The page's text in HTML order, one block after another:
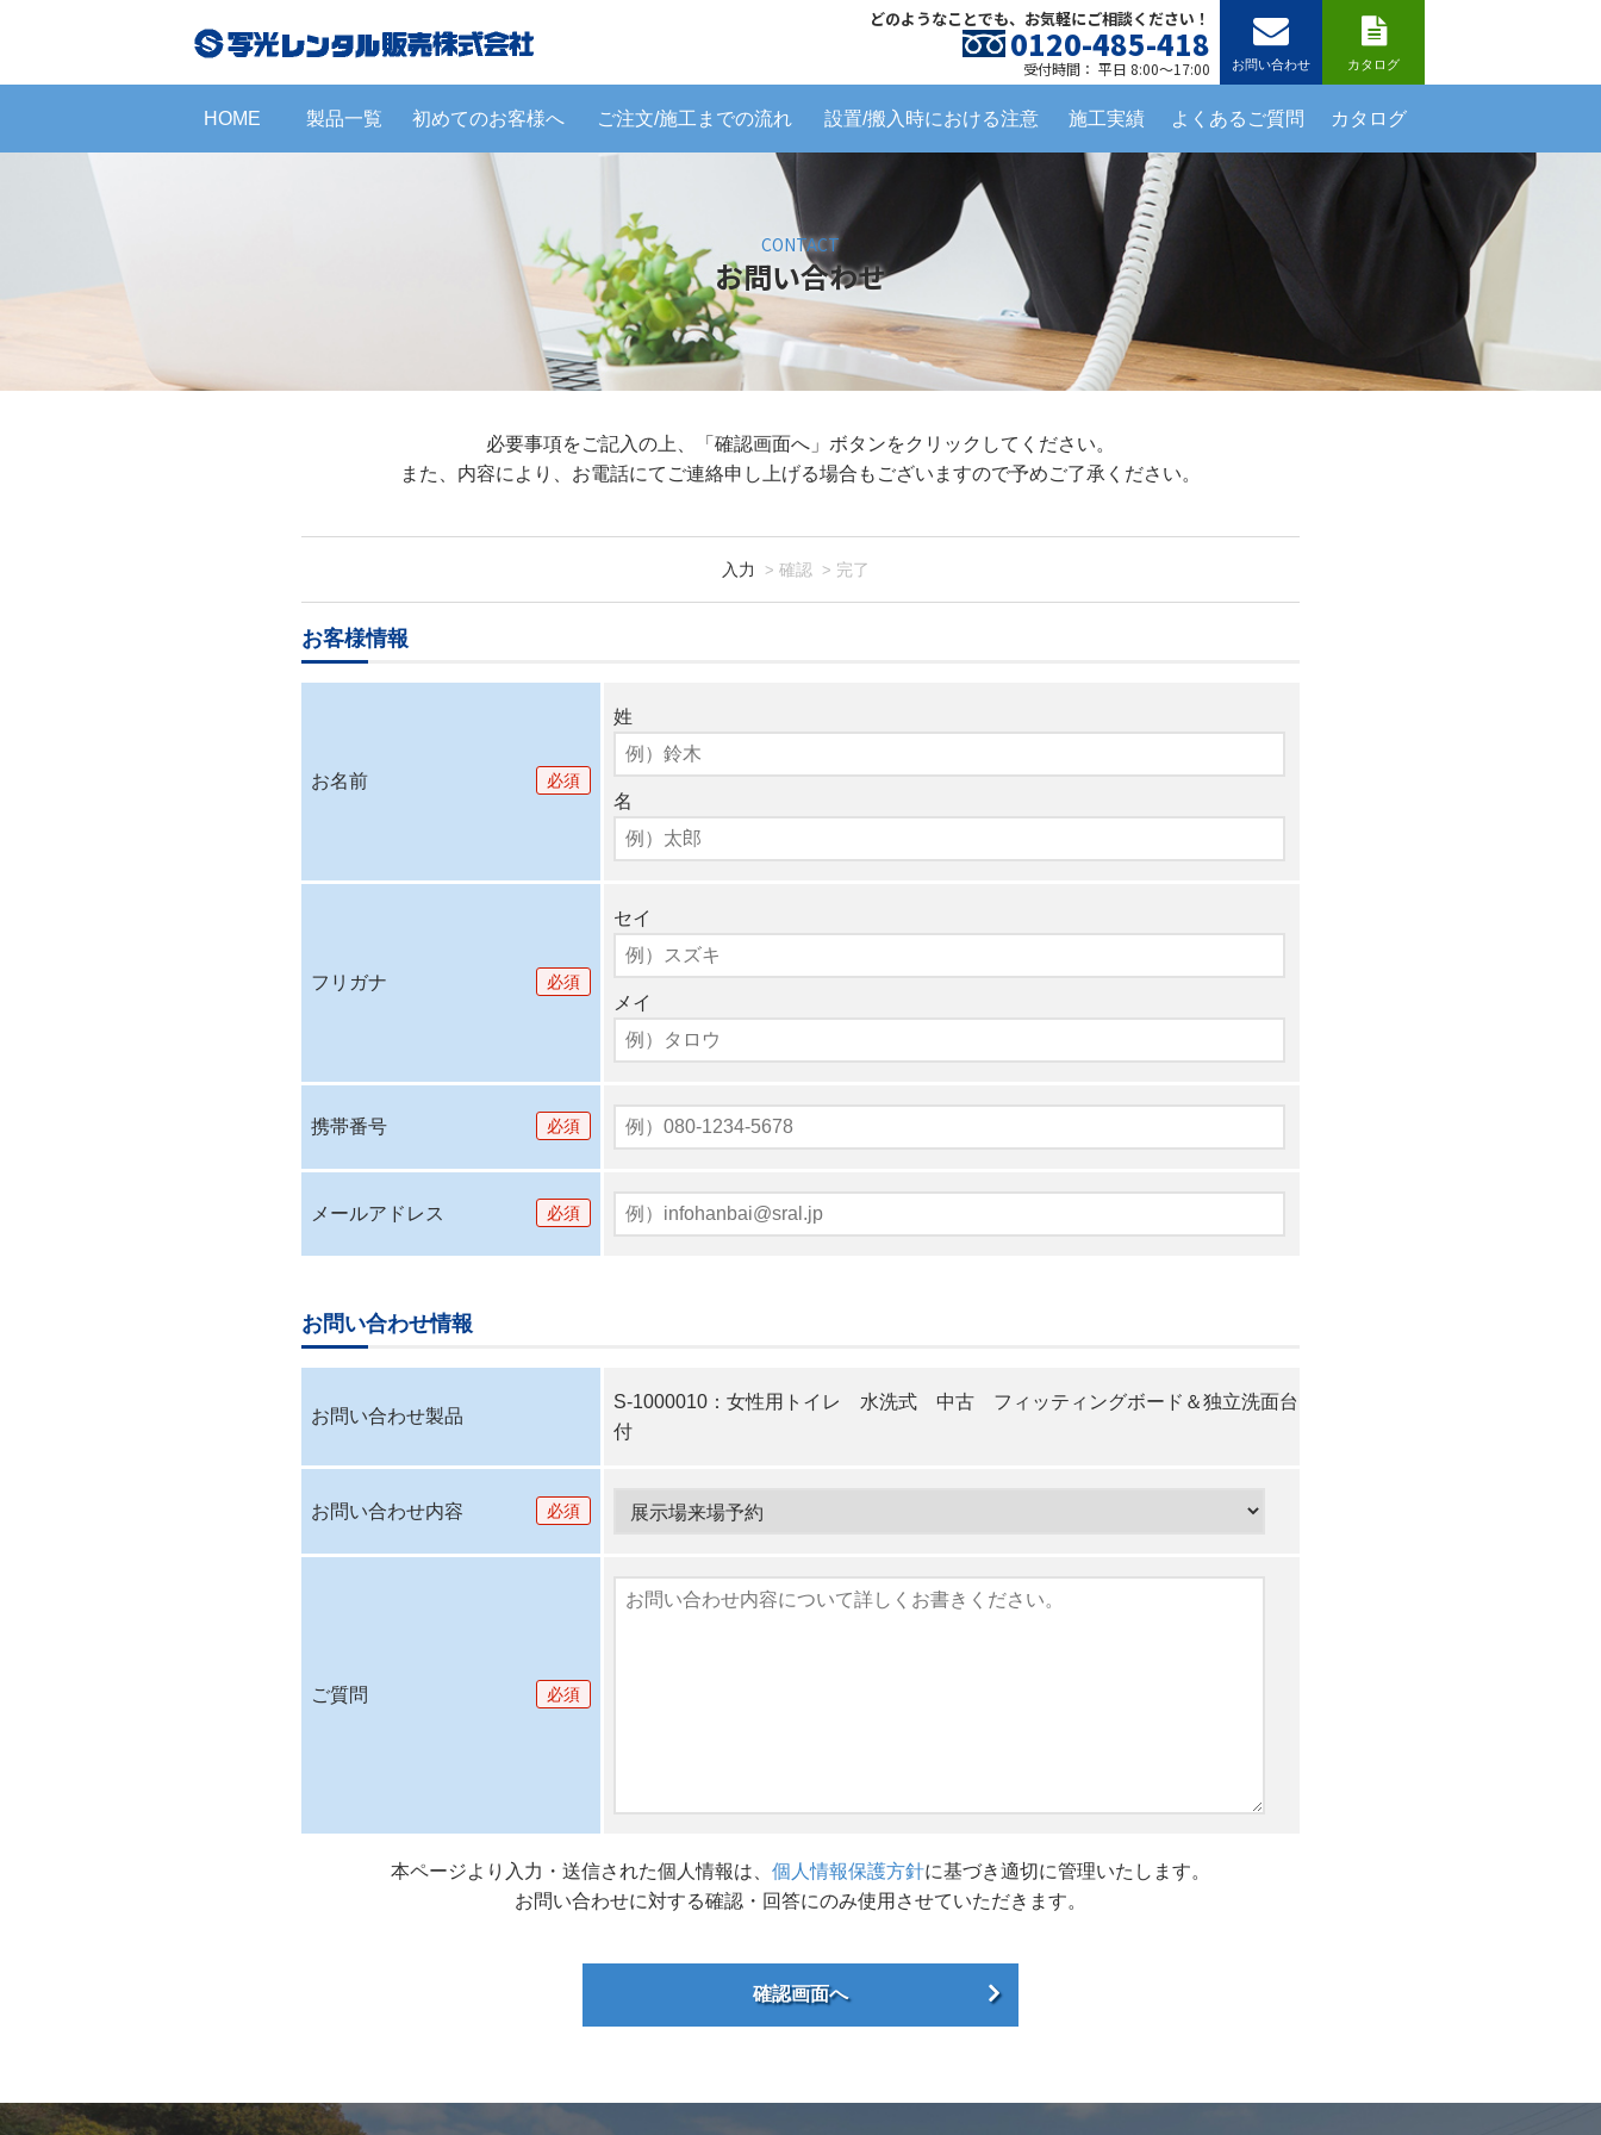
どのようなことでも、お気軽にご相談ください！
0120-485-418
受付時間： 平日 8:00～17:00 お問い合わせ カタログ
HOME 製品一覧 初めてのお客様へ ご注文/施工までの流れ 設置/搬入時における注意 施工実績 よくあるご質問 カタログ
CONTACT
お問い合わせ
必要事項をご記入の上、「確認画面へ」ボタンをクリックしてください。
また、内容により、お電話にてご連絡申し上げる場合もございますので予めご了承ください。
入力 確認 完了
お客様情報
お名前 必須
姓
名
フリガナ 必須
セイ
メイ
携帯番号 必須
メールアドレス 必須
お問い合わせ情報
お問い合わせ製品
S-1000010：女性用トイレ 水洗式 中古 フィッティングボード＆独立洗面台
付
お問い合わせ内容 必須
ご質問 必須
本ページより入力・送信された個人情報は、 個人情報保護方針に基づき適切に管理いたします。
お問い合わせに対する確認・回答にのみ使用させていただきます。
確認画面へ